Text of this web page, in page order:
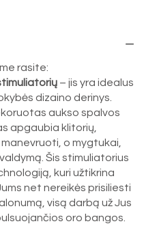
rasite:
– jis yra idealus
dizaino derinys.
aukso spalvos
apgaubia klitorių,
o mygtukai,
Šis stimuliatorius
kuri užtikrina
net nereikės prisiliesti
visą darbą už Jus
oro bangos.